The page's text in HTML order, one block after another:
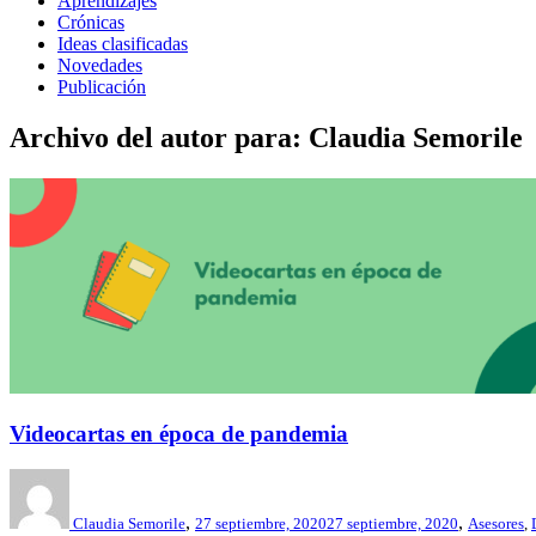
Crónicas
Ideas clasificadas
Novedades
Publicación
Archivo del autor para: Claudia Semorile
Videocartas en época de pandemia
Claudia Semorile, 27 septiembre, 202027 septiembre, 2020, Asesores,